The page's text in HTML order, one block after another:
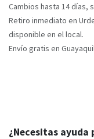
Cambios hasta 14 días,
Retiro inmediato en
disponible en el local.
Envío gratis en
¿Necesitas ayuda